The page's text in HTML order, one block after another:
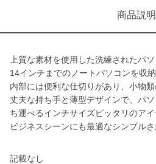
商品説明
上質な素材を使用した洗練されたパソ
14インチまでのノートパソコンを収
内部には便利な仕切りがあり、小物類
丈夫な持ち手と薄型デザインで、パ
ち運べるインチサイズピッタリのアイ
ビジネスシーンにも最適なシンプルさ
記載なし